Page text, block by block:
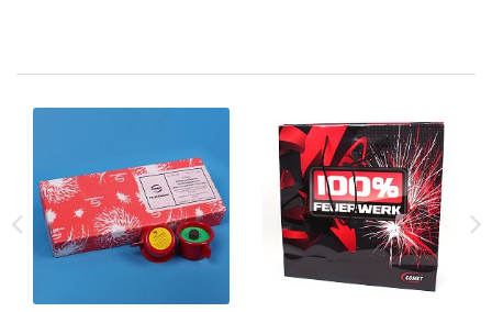
Thema fallen lassen werden und auch die haben Lobbyisten
So bemühen wir ein Fabelwesen um unserer
Momentaufnahme Ausdruck zu verleihen – der Phönix aus
der Asche 2023! Willkommen!